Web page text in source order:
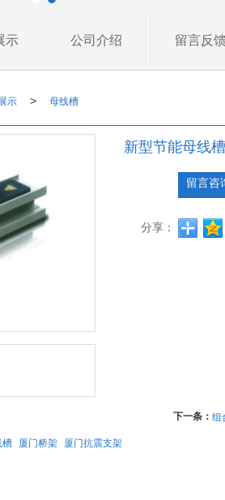
示 公司介绍 留言反
示 > 母线槽
新型节能母线
留言咨
分享：
下一条： 组
槽 厦门桥架 厦门抗震支架